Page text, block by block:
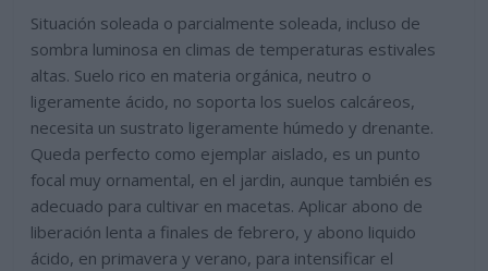
Situación soleada o parcialmente soleada, incluso de
sombra luminosa en climas de temperaturas estivales
altas. Suelo rico en materia orgánica, neutro o
ligeramente ácido, no soporta los suelos calcáreos,
necesita un sustrato ligeramente húmedo y drenante.
Queda perfecto como ejemplar aislado, es un punto
focal muy ornamental, en el jardin, aunque también es
adecuado para cultivar en macetas. Aplicar abono de
liberación lenta a finales de febrero, y abono liquido
ácido, en primavera y verano, para intensificar el